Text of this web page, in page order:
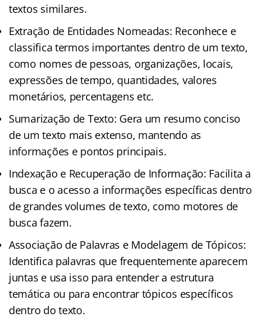
textos similares.
Extração de Entidades Nomeadas: Reconhece e
classifica termos importantes dentro de um texto,
como nomes de pessoas, organizações, locais,
expressões de tempo, quantidades, valores
monetários, percentagens etc.
Sumarização de Texto: Gera um resumo conciso
de um texto mais extenso, mantendo as
informações e pontos principais.
Indexação e Recuperação de Informação: Facilita a
busca e o acesso a informações específicas dentro
de grandes volumes de texto, como motores de
busca fazem.
Associação de Palavras e Modelagem de Tópicos:
Identifica palavras que frequentemente aparecem
juntas e usa isso para entender a estrutura
temática ou para encontrar tópicos específicos
dentro do texto.